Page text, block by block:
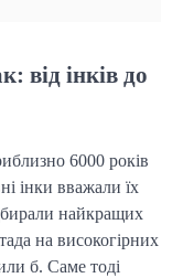
від інків до
6000 років
інки вважали їх
найкращих
на високогірних
б. Саме тоді